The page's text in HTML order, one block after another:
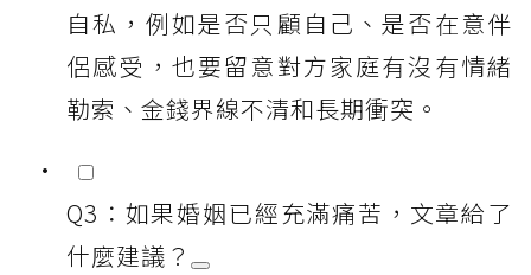
自私，例如是否只顧自己、是否在意伴
侶感受，也要留意對方家庭有沒有情緒
勒索、金錢界線不清和長期衝突。
Q3：如果婚姻已經充滿痛苦，文章給了
什麼建議？